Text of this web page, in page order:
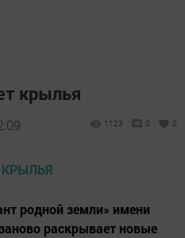
крылья
1123 0 0
родной земли» имени
раскрывает новые